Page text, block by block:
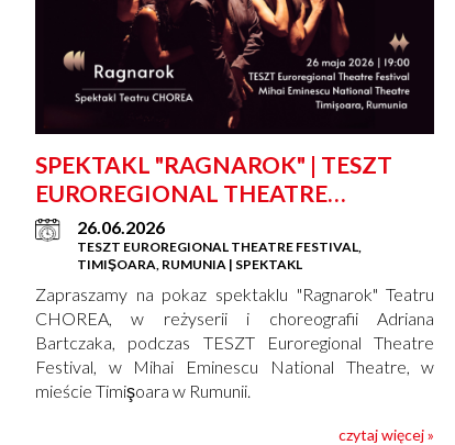
SPEKTAKL "RAGNAROK" | TESZT
EUROREGIONAL THEATRE
FESTIVAL
26.06.2026
TESZT EUROREGIONAL THEATRE FESTIVAL,
TIMIŞOARA, RUMUNIA | SPEKTAKL
Zapraszamy na pokaz spektaklu "Ragnarok" Teatru
CHOREA, w reżyserii i choreografii Adriana
Bartczaka, podczas TESZT Euroregional Theatre
Festival, w Mihai Eminescu National Theatre, w
mieście Timişoara w Rumunii.
czytaj więcej »